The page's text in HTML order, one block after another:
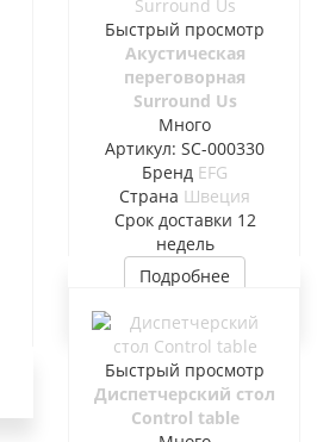
Быстрый просмотр
Акустическая
переговорная
Surround Us
Много
Артикул: SC-000330
Бренд EFG
Страна Швеция
Cрок доставки 12
недель
Подробнее
Быстрый просмотр
Диспетчерский стол
Control table